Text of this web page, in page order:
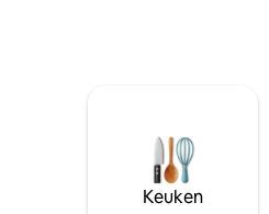
Keuken